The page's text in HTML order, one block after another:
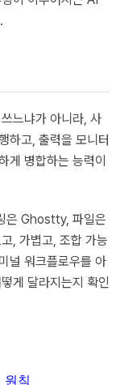
느냐가 아니라, 사
하고, 출력을 모니터
게 병합하는 능력이
은 Ghostty, 파일은
, 가볍고, 조합 가능
널 워크플로우를 아
게 달라지는지 확인
원칙